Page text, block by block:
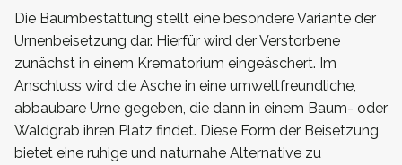
Die Baumbestattung stellt eine besondere Variante der
Urnenbeisetzung dar. Hierfür wird der Verstorbene
zunächst in einem Krematorium eingeäschert. Im
Anschluss wird die Asche in eine umweltfreundliche,
abbaubare Urne gegeben, die dann in einem Baum- oder
Waldgrab ihren Platz findet. Diese Form der Beisetzung
bietet eine ruhige und naturnahe Alternative zu